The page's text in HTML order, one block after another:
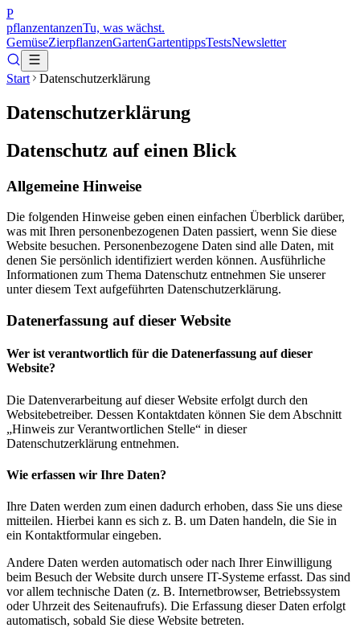
P
pflanzentanzenTu, was wächst.
GemüseZierpflanzenGartenGartentippsTestsNewsletter
Start Datenschutzerklärung
Datenschutzerklärung
Datenschutz auf einen Blick
Allgemeine Hinweise
Die folgenden Hinweise geben einen einfachen Überblick darüber,
was mit Ihren personenbezogenen Daten passiert, wenn Sie diese
Website besuchen. Personenbezogene Daten sind alle Daten, mit
denen Sie persönlich identifiziert werden können. Ausführliche
Informationen zum Thema Datenschutz entnehmen Sie unserer
unter diesem Text aufgeführten Datenschutzerklärung.
Datenerfassung auf dieser Website
Wer ist verantwortlich für die Datenerfassung auf dieser
Website?
Die Datenverarbeitung auf dieser Website erfolgt durch den
Websitebetreiber. Dessen Kontaktdaten können Sie dem Abschnitt
„Hinweis zur Verantwortlichen Stelle“ in dieser
Datenschutzerklärung entnehmen.
Wie erfassen wir Ihre Daten?
Ihre Daten werden zum einen dadurch erhoben, dass Sie uns diese
mitteilen. Hierbei kann es sich z. B. um Daten handeln, die Sie in
ein Kontaktformular eingeben.
Andere Daten werden automatisch oder nach Ihrer Einwilligung
beim Besuch der Website durch unsere IT-Systeme erfasst. Das sind
vor allem technische Daten (z. B. Internetbrowser, Betriebssystem
oder Uhrzeit des Seitenaufrufs). Die Erfassung dieser Daten erfolgt
automatisch, sobald Sie diese Website betreten.